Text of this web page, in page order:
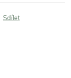
Sdílet